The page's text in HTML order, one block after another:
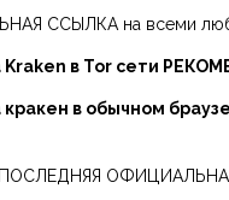
ССЫЛКА на всеми
Kraken в Tor сети
кракен в обычном
ПОСЛЕДНЯЯ ОФИЦИАЛЬНАЯ